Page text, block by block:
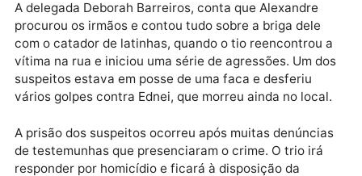
tinha que catar mais latinhas para poder pagar a
dívida. O suspeito não conformado com a desculpa,
não quis esperar e começou a agredir o homem, que
tentou se defender e deu um soco em Alexandre.
A delegada Deborah Barreiros, conta que Alexandre
procurou os irmãos e contou tudo sobre a briga dele
com o catador de latinhas, quando o tio reencontrou
vítima na rua e iniciou uma série de agressões. Um